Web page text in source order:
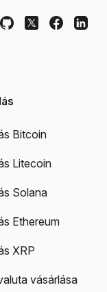
Bitcoin
Litecoin
Solana
Ethereum
XRP
vásárlása